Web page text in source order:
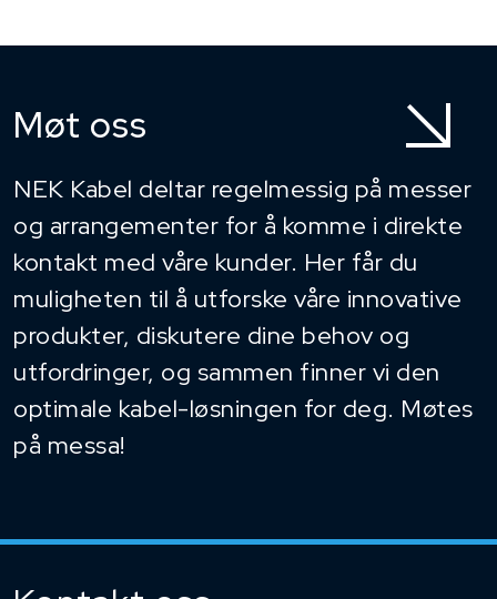
Møt oss
NEK Kabel deltar regelmessig på messer
og arrangementer for å komme i direkte
kontakt med våre kunder. Her får du
muligheten til å utforske våre innovative
produkter, diskutere dine behov og
utfordringer, og sammen finner vi den
optimale kabel-løsningen for deg. Møtes
på messa!